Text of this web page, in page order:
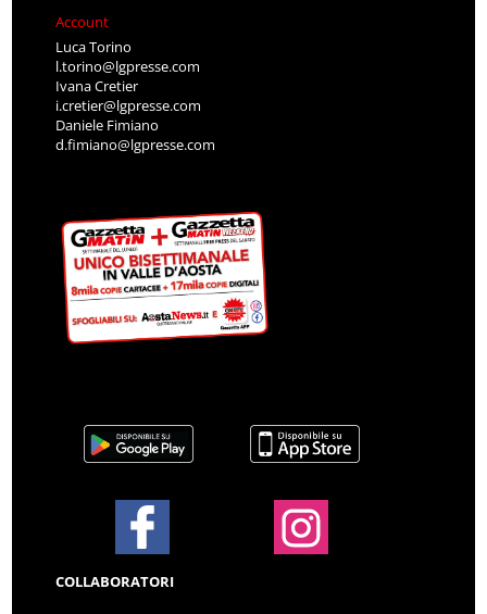
Account
Luca Torino
l.torino@lgpresse.com
Ivana Cretier
i.cretier@lgpresse.com
Daniele Fimiano
d.fimiano@lgpresse.com
COLLABORATORI